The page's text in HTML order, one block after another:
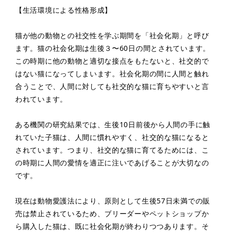
【生活環境による性格形成】
猫が他の動物との社交性を学ぶ期間を「社会化期」と呼び
ます。猫の社会化期は生後３〜60日の間とされています。
この時期に他の動物と適切な接点をもたないと、社交的で
はない猫になってしまいます。社会化期の間に人間と触れ
合うことで、人間に対しても社交的な猫に育ちやすいと言
われています。
ある機関の研究結果では、生後10日前後から人間の手に触
れていた子猫は、人間に慣れやすく、社交的な猫になると
されています。つまり、社交的な猫に育てるためには、こ
の時期に人間の愛情を適正に注いであげることが大切なの
です。
現在は動物愛護法により、原則として生後57日未満での販
売は禁止されているため、ブリーダーやペットショップか
ら購入した猫は、既に社会化期が終わりつつあります。そ